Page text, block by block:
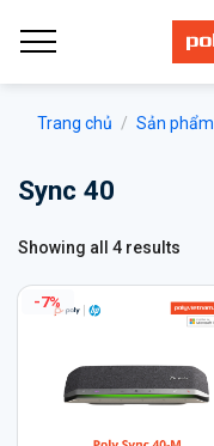
qua
Trang chủ / Sản phẩm
Sync 40
Showing all 4 results
-7%